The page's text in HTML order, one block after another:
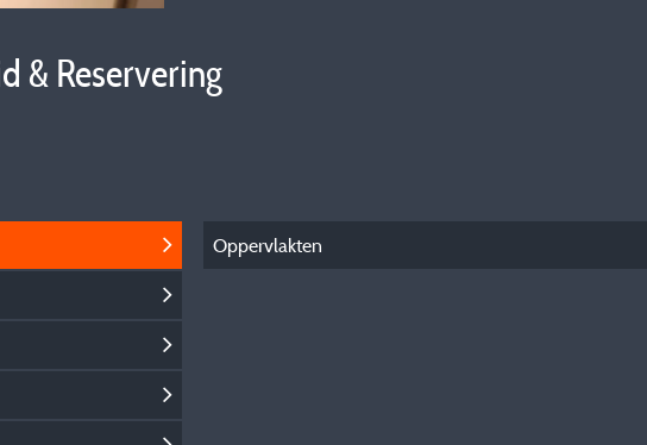
& Reservering
Oppervlakten